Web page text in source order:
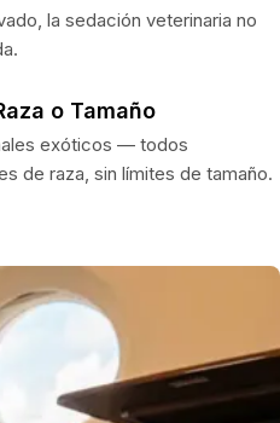
la sedación veterinaria no
o Tamaño
exóticos — todos
de raza, sin límites de tamaño.